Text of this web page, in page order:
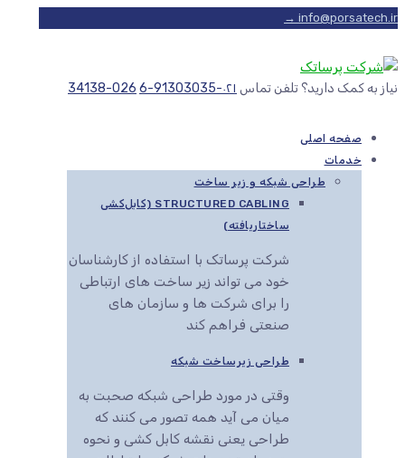
info@porsatech.ir →
نیاز به کمک دارید؟ تلفن تماس ۰۲۱-91303035-6 026-34138
صفحه اصلی
خدمات
طراحی شبکه و زیر ساخت
STRUCTURED CABLING (کابل‌کشی
ساختاریافته)
شرکت پرساتک با استفاده از کارشناسان
خود می تواند زیر ساخت های ارتباطی
را برای شرکت ها و سازمان های
صنعتی فراهم کند
طراحی زیرساخت شبکه
وقتی در مورد طراحی شبکه صحبت به
میان می آید همه تصور می کنند که
طراحی یعنی نقشه کابل کشی و نحوه